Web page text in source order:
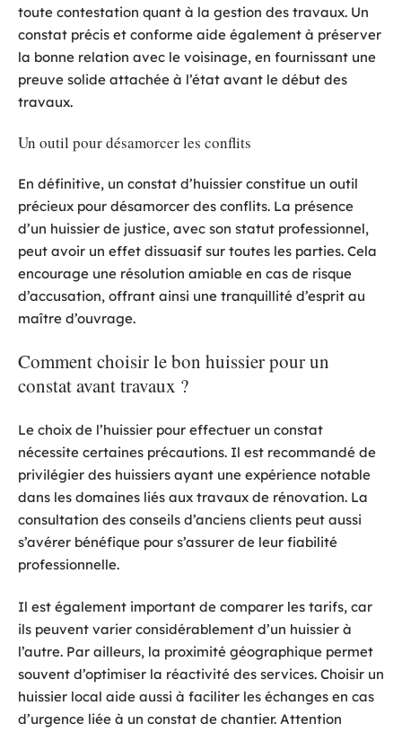
toute contestation quant à la gestion des travaux. Un
constat précis et conforme aide également à préserver
la bonne relation avec le voisinage, en fournissant une
preuve solide attachée à l’état avant le début des
travaux.
Un outil pour désamorcer les conflits
En définitive, un constat d’huissier constitue un outil
précieux pour désamorcer des conflits. La présence
d’un huissier de justice, avec son statut professionnel,
peut avoir un effet dissuasif sur toutes les parties. Cela
encourage une résolution amiable en cas de risque
d’accusation, offrant ainsi une tranquillité d’esprit au
maître d’ouvrage.
Comment choisir le bon huissier pour un
constat avant travaux ?
Le choix de l’huissier pour effectuer un constat
nécessite certaines précautions. Il est recommandé de
privilégier des huissiers ayant une expérience notable
dans les domaines liés aux travaux de rénovation. La
consultation des conseils d’anciens clients peut aussi
s’avérer bénéfique pour s’assurer de leur fiabilité
professionnelle.
Il est également important de comparer les tarifs, car
ils peuvent varier considérablement d’un huissier à
l’autre. Par ailleurs, la proximité géographique permet
souvent d’optimiser la réactivité des services. Choisir un
huissier local aide aussi à faciliter les échanges en cas
d’urgence liée à un constat de chantier. Attention